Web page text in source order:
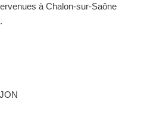
à Chalon-sur-Saône